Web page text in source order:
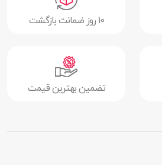
10 روز ضمانت بازگشت
تضمین بهترین قیمت